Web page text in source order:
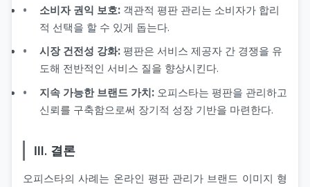
소비자 권익 보호: 객관적 평판 관리는 소비자가 합리
적 선택을 할 수 있게 돕는다.
시장 건전성 강화: 평판은 서비스 제공자 간 경쟁을 유
도해 전반적인 서비스 질을 향상시킨다.
지속 가능한 브랜드 가치: 오피스타는 평판을 관리하고
신뢰를 구축함으로써 장기적 성장 기반을 마련한다.
Ⅲ. 결론
오피스타의 사례는 온라인 평판 관리가 브랜드 이미지 형